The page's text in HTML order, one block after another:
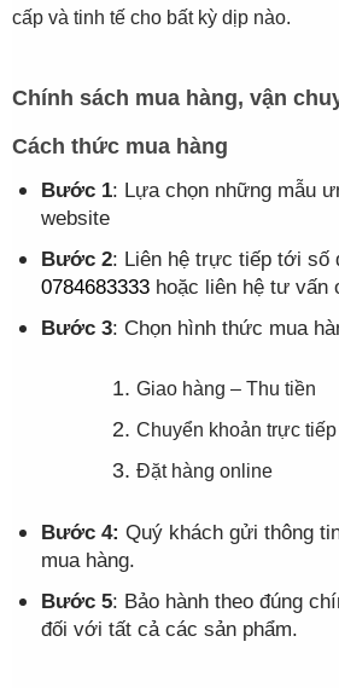
cấp và tinh tế cho bất kỳ dịp nào.
Chính sách mua hàng, vận
Cách thức mua hàng
Bước 1: Lựa chọn những mẫu
website
Bước 2: Liên hệ trực tiếp tới số
0784683333hoặc liên hệ tư vấn
Bước 3: Chọn hình thức mua
Giao hàng – Thu tiền
Chuyển khoản trực tiếp
Đặt hàng online
Bước 4: Quý khách gửi thông
mua hàng.
Bước 5: Bảo hành theo đúng
đối với tất cả các sản phẩm.